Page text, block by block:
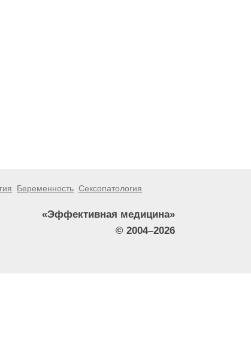
Беременность Сексопатология
«Эффективная медицина»
© 2004–2026